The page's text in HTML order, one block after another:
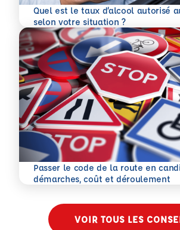
Quel est le taux d’alcool autorisé
selon votre situation ?
En savoir plus
Passer le code de la route en
démarches, coût et déroulement
En savoir plus
VOIR TOUS LES